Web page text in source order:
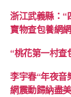
浙江武義縣：“
寶物查包養網網
“桃花第一村查
李宇春“年夜音
網震動歸納盡